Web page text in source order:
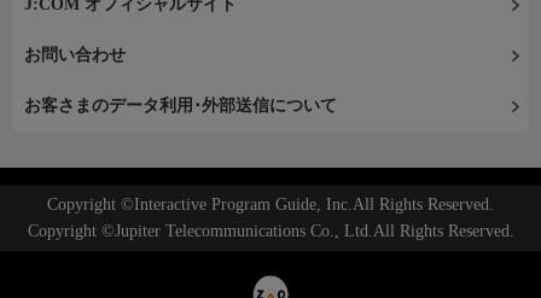
J:COM オフィシャルサイト
お問い合わせ
お客さまのデータ利用･外部送信について
Copyright ©Interactive Program Guide, Inc.All Rights Reserved.
Copyright ©Jupiter Telecommunications Co., Ltd.All Rights Reserved.